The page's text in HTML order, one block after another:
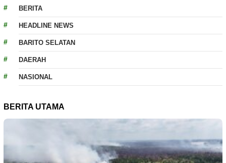
BERITA
HEADLINE NEWS
BARITO SELATAN
DAERAH
NASIONAL
BERITA UTAMA